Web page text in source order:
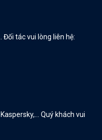
Đối tác vui lòng liên hệ:
Quý khách vui